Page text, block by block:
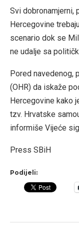
Svi dobronamjerni,
Hercegovine
scenario dok se
ne udalje sa
Pored navedenog,
(OHR) da iskaže
Hercegovine kako
tzv. Hrvatske
informiše Vijeće
Press SBiH
Podijeli: